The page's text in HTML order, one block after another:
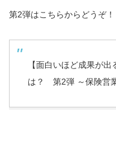
第2弾はこちらからどうぞ！
【面白いほど成果が
は？ 第2弾 ～保険営